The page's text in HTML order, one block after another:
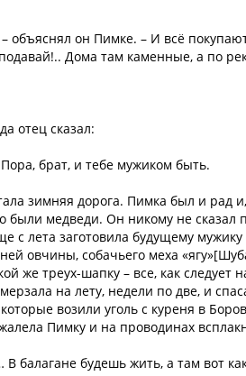
объяснял он Пимке. – И всё
Дома там каменные, а по
отец сказал:
брат, и тебе мужиком быть.
зимняя дорога. Пимка был и рад
были медведи. Он никому не сказал
с лета заготовила будущему
овчины, собачьего меха
же треух-шапку – все, как
на лету, недели по две, и
возили уголь с куреня в
Пимку и на проводинах
балагане будешь жить, а там вот